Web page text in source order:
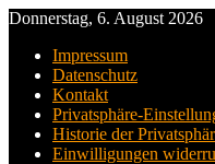
Donnerstag, 6. August 2026
Impressum
Datenschutz
Kontakt
Privatsphäre-
Historie der
Einwilligungen